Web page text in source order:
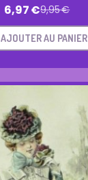
6,97€9,95€
AJOUTER AU PANIER